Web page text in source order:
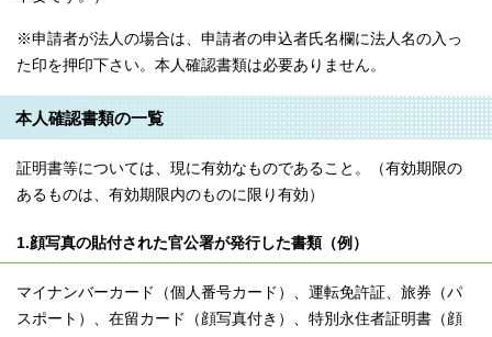
※申請者が法人の場合は、申請者の申込者氏名欄に法人名の入っ
た印を押印下さい。本人確認書類は必要ありません。
本人確認書類の一覧
証明書等については、現に有効なものであること。（有効期限の
あるものは、有効期限内のものに限り有効）
1.顔写真の貼付された官公署が発行した書類（例）
マイナンバーカード（個人番号カード）、運転免許証、旅券（パ
スポート）、在留カード（顔写真付き）、特別永住者証明書（顔